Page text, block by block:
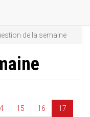
de la semaine
15 16 17